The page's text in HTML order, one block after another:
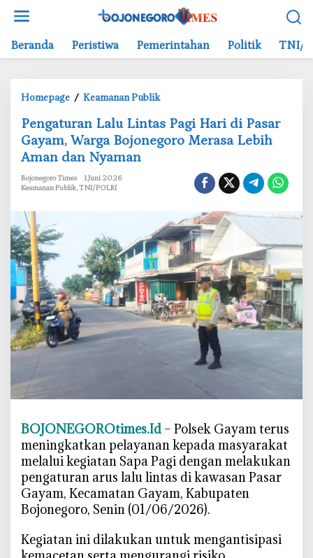
Beranda Peristiwa Pemerintahan Politik TNI/
Homepage / Keamanan Publik
e
n
a
n
L
a
l
u
L
P
a
g
i
H
a
r
d
‎Pengaturan Lalu Lintas Pagi Hari di Pasar
Gayam, Warga Bojonegoro Merasa Lebih
Aman dan Nyaman
Bojonegoro Times
1 Juni 2026
Keamanan Publik,TNI/POLRI
BOJONEGOROtimes.Id – Polsek Gayam terus
meningkatkan pelayanan kepada masyarakat
melalui kegiatan Sapa Pagi dengan melakukan
pengaturan arus lalu lintas di kawasan Pasar
Gayam, Kecamatan Gayam, Kabupaten
Bojonegoro, Senin (01/06/2026).
‎Kegiatan ini dilakukan untuk mengantisipasi